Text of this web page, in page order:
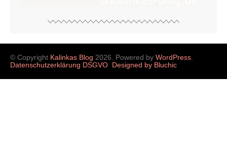
© Copyright Kalinkas Blog 2026. Powered by WordPress.
Datenschutzerklärung DSGVO
Designed by Bluchic